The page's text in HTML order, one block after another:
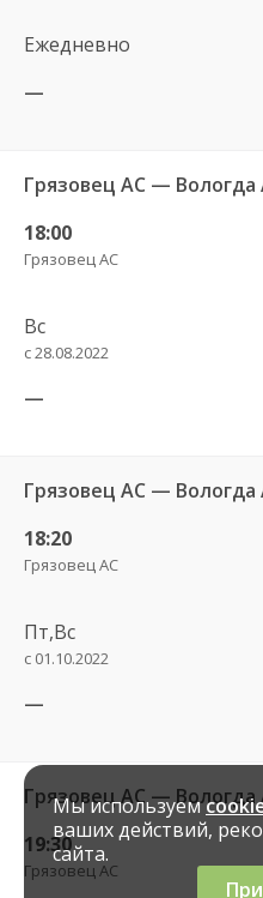
Ежедневно
—
Грязовец АС — Вологда
18:00
Грязовец АС
Вс
с 28.08.2022
—
Грязовец АС — Вологда
18:20
Грязовец АС
Пт,Вс
с 01.10.2022
—
Грязовец АС — Вологда
19:30
Грязовец АС
Мы используем
ваших действий,
сайта.